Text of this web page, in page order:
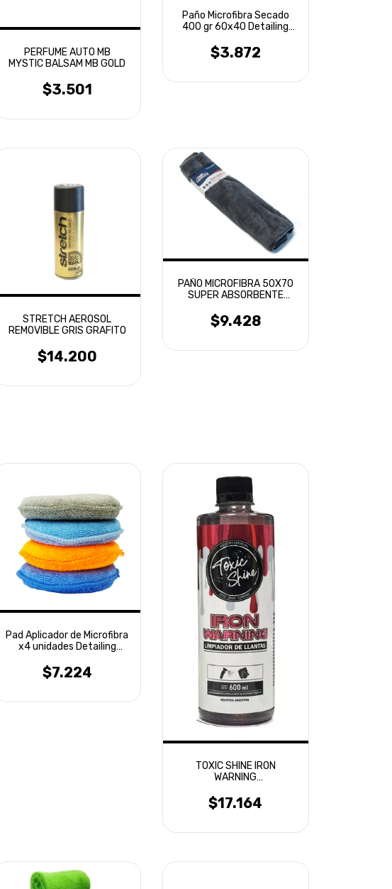
PERFUME AUTO MB
MYSTIC BALSAM MB GOLD
$3.501
Paño Microfibra Secado
400 gr 60x40 Detailing
$3.872
STRETCH AEROSOL
REMOVIBLE GRIS GRAFITO
$14.200
PAÑO MICROFIBRA 50X70
SUPER ABSORBENTE
$9.428
Pad Aplicador de Microfibra
x4 unidades Detailing
$7.224
TOXIC SHINE IRON
WARNING
FERRICO 600ML
$17.164